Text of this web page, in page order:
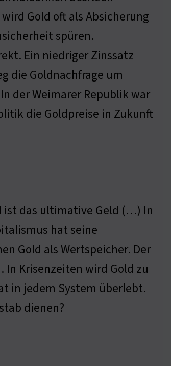
Gold oft als Absicherung
spüren.
Ein niedriger Zinssatz
die Goldnachfrage um
der Weimarer Republik war
die Goldpreise in Zukunft
ist das ultimative Geld (…) In
hat seine
Gold als Wertspeicher. Der
Krisenzeiten wird Gold zu
in jedem System überlebt.
dienen?